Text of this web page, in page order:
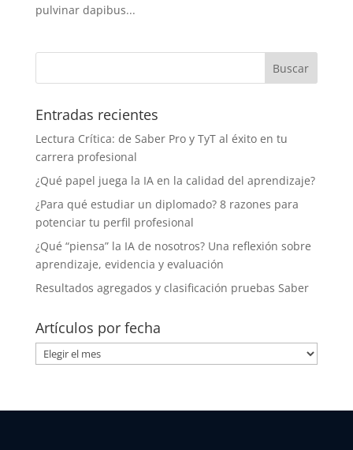
pulvinar dapibus...
Entradas recientes
Lectura Crítica: de Saber Pro y TyT al éxito en tu
carrera profesional
¿Qué papel juega la IA en la calidad del aprendizaje?
¿Para qué estudiar un diplomado? 8 razones para
potenciar tu perfil profesional
¿Qué “piensa” la IA de nosotros? Una reflexión sobre
aprendizaje, evidencia y evaluación
Resultados agregados y clasificación pruebas Saber
Artículos por fecha